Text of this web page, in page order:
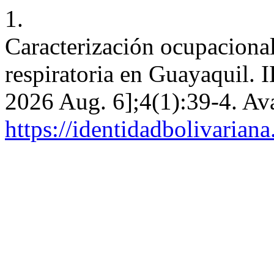
1.
Caracterización
respiratoria en Guayaquil.
2026 Aug. 6];4(1):39-4.
https://